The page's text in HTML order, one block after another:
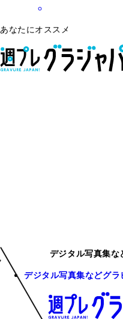
あなたにオススメ
デジタル写真集な
デジタル写真集などグ